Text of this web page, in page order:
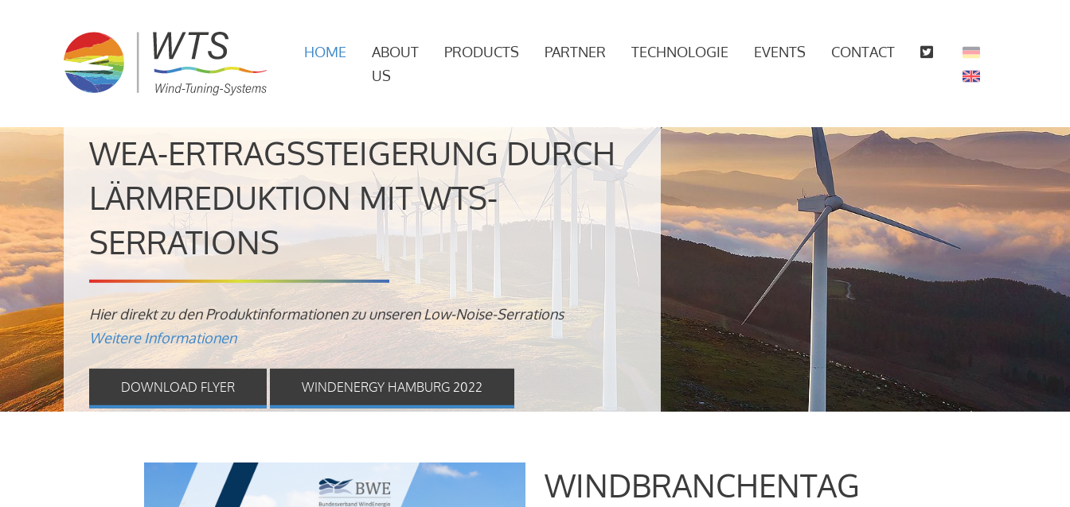
HOME
ABOUT
US
PRODUCTS PARTNER TECHNOLOGIE EVENTS CONTACT
WEA-ERTRAGSSTEIGERUNG DURCH
LÄRMREDUKTION MIT WTS-
SERRATIONS
Hier direkt zu den Produktinformationen zu unseren Low-Noise-Serrations
Weitere Informationen
DOWNLOAD FLYER WINDENERGY HAMBURG 2022
WINDBRANCHENTAG